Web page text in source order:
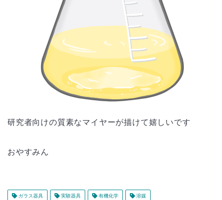
研究者向けの質素なマイヤーが描けて嬉しいです
おやすみん
ガラス器具 実験器具 有機化学 溶媒